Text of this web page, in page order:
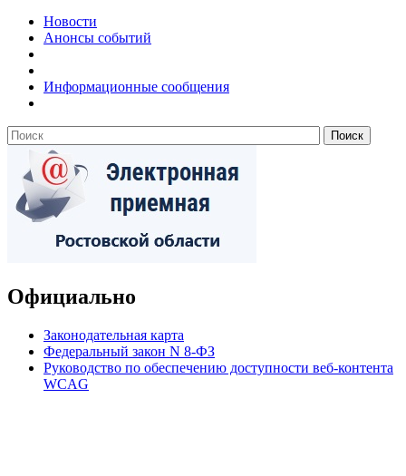
Новости
Анонсы событий
Информационные сообщения
Официально
Законодательная карта
Федеральный закон N 8-ФЗ
Руководство по обеспечению доступности веб-контента
WCAG